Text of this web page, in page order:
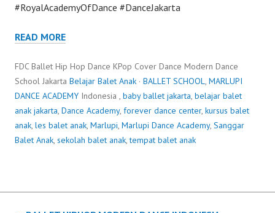
#RoyalAcademyOfDance #DanceJakarta
READ MORE
FDC Ballet Hip Hop Dance KPop Cover Dance Modern Dance
School Jakarta Belajar Balet Anak · BALLET SCHOOL, MARLUPI
DANCE ACADEMY Indonesia , baby ballet jakarta, belajar balet
anak jakarta, Dance Academy, forever dance center, kursus balet
anak, les balet anak, Marlupi, Marlupi Dance Academy, Sanggar
Balet Anak, sekolah balet anak,tempat balet anak